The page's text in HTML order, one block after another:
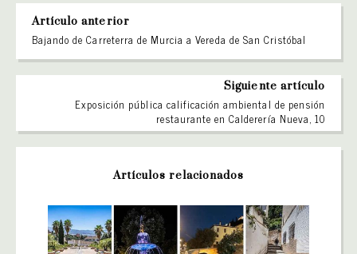
Artículo anterior
Bajando de Carreterra de Murcia a Vereda de San Cristóbal
Siguiente artículo
Exposición pública calificación ambiental de pensión
restaurante en Calderería Nueva, 10
Artículos relacionados